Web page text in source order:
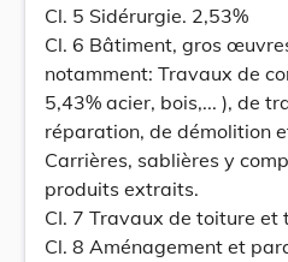
Cl. 5 Sidérurgie. 2,53%
Cl. 6 Bâtiment, gros
notamment: Travaux de
5,43% acier, bois,... ), de
réparation, de démolition
Carrières, sablières y
produits extraits.
CI. 7 Travaux de toiture
Cl. 8 Aménagement et